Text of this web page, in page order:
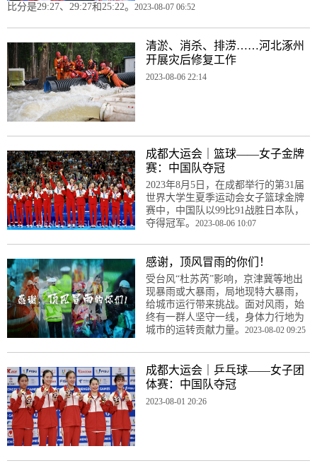
比分是29:27、29:27和25:22。 2023-08-07 06:52
清淤、消杀、排涝……河北涿州
开展灾后修复工作
2023-08-06 22:14
成都大运会｜篮球——女子金牌
赛：中国队夺冠
2023年8月5日，在成都举行的第31届
世界大学生夏季运动会女子篮球金牌
赛中，中国队以99比91战胜日本队，
夺得冠军。 2023-08-06 10:07
感谢，顶风冒雨的你们！
受台风“杜苏芮”影响，京津冀等地出
现暴雨或大暴雨，局地现特大暴雨，
给城市运行带来挑战。面对风雨，始
终有一群人坚守一线，身体力行地为
城市的运转贡献力量。 2023-08-02 09:25
成都大运会｜乒乓球——女子团
体赛：中国队夺冠
2023-08-01 20:26